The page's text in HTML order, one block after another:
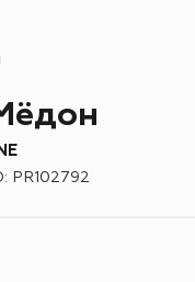
: PR102792